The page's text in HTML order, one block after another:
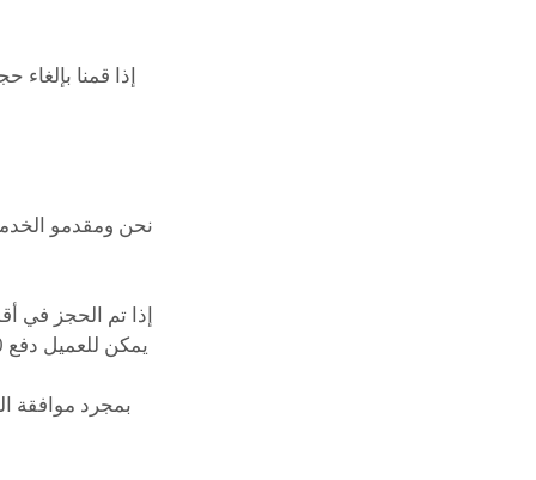
إذا قمنا
نحن ومقدمو
بمجرد موافقة